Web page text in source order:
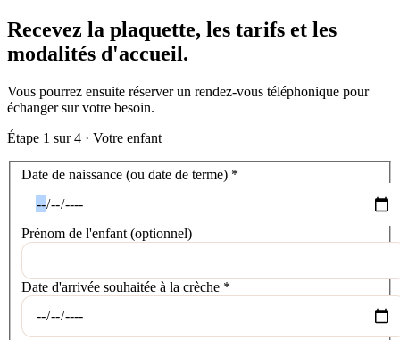
Recevez la plaquette, les tarifs et les
modalités d'accueil.
Vous pourrez ensuite réserver un rendez-vous téléphonique pour
échanger sur votre besoin.
Étape 1 sur 4 · Votre enfant
Votre enfant
Date de naissance (ou date de terme) *
Prénom de l'enfant (optionnel)
Date d'arrivée souhaitée à la crèche *